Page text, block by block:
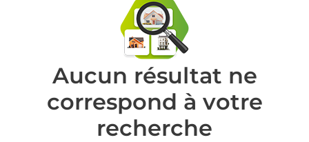
Aucun résultat ne
correspond à votre
recherche